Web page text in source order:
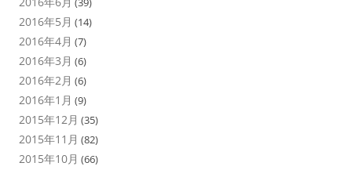
2016年5月 (14)
2016年4月 (7)
2016年3月 (6)
2016年2月 (6)
2016年1月 (9)
2015年12月 (35)
2015年11月 (82)
2015年10月 (66)